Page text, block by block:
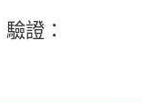
驗證：